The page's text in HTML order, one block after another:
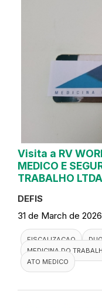
Visita a RV
MEDICO E
TRABALHO LTDA
DEFIS
31 de March de 2026
FISCALIZACAO
MEDICINA DO
ATO MEDICO